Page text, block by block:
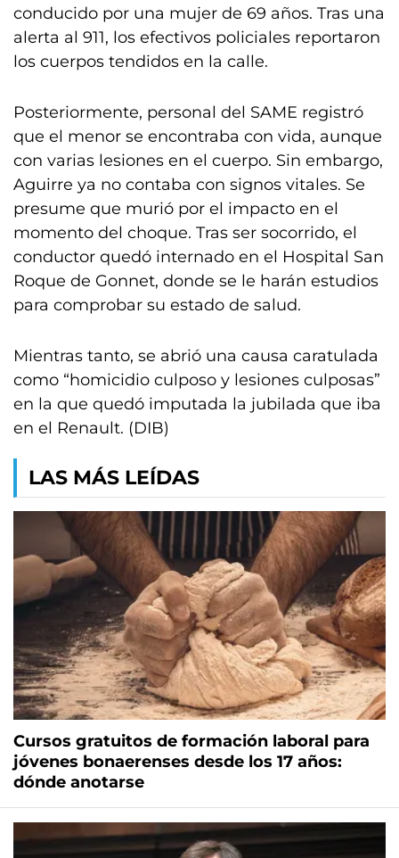
conducido por una mujer de 69 años. Tras una
alerta al 911, los efectivos policiales reportaron
los cuerpos tendidos en la calle.
Posteriormente, personal del SAME registró
que el menor se encontraba con vida, aunque
con varias lesiones en el cuerpo. Sin embargo,
Aguirre ya no contaba con signos vitales. Se
presume que murió por el impacto en el
momento del choque. Tras ser socorrido, el
conductor quedó internado en el Hospital San
Roque de Gonnet, donde se le harán estudios
para comprobar su estado de salud.
Mientras tanto, se abrió una causa caratulada
como “homicidio culposo y lesiones culposas”
en la que quedó imputada la jubilada que iba
en el Renault. (DIB)
LAS MÁS LEÍDAS
Cursos gratuitos de formación laboral para
jóvenes bonaerenses desde los 17 años:
dónde anotarse